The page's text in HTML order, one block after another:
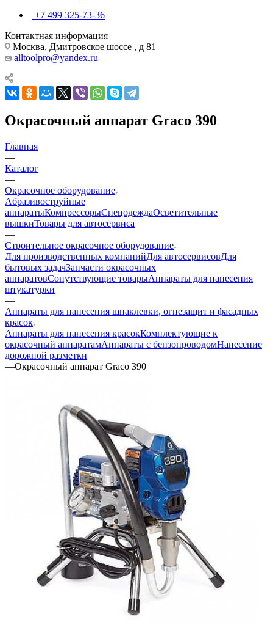
+7 499 325-73-36
Контактная информация
Москва, Дмитровское шоссе , д 81
alltoolpro@yandex.ru
Окрасочный аппарат Graco 390
Главная
—
Каталог
—
Окрасочное оборудование
Aбразивоструйные
аппаратыКомпрессорыСпецодеждаОсветительные
вышкиТовары для автосервиса
—
Строительное окрасочное оборудование
Для производственных компанийДля автосервисовДля
бытовых задачЗапчасти окрасочных
аппаратовСопутствующие товарыАппараты для нанесения
штукатурки
—
Аппараты для нанесения шпаклевки, огнезащит и фасадных
красок
Аппараты для нанесения красокКомплектующие к
окрасочный аппаратамАппараты с бензопроводомНанесение
дорожной разметки
—Окрасочный аппарат Graco 390